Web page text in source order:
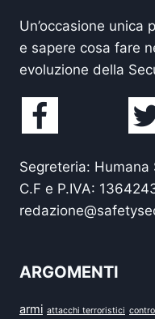
Un’occasione unica
e sapere cosa fare
evoluzione della
Segreteria: Humana
C.F e P.IVA:
ARGOMENTI
armi attacchi terroristici